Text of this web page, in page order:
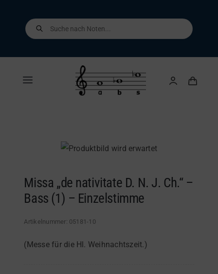
content
Products
search
Toggle
Kontakt
Missa „de nativitate D. N. J. Ch.“ –
Bass (1) – Einzelstimme
Artikelnummer: 05181-10
(Messe für die Hl. Weihnachtszeit.)